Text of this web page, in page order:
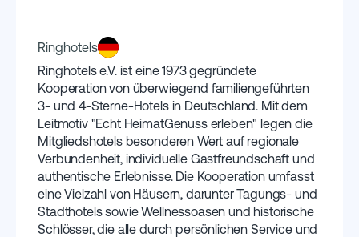
Ringhotels
​Ringhotels e.V. ist eine 1973 gegründete
Kooperation von überwiegend familiengeführten
3- und 4-Sterne-Hotels in Deutschland. Mit dem
Leitmotiv "Echt HeimatGenuss erleben" legen die
Mitgliedshotels besonderen Wert auf regionale
Verbundenheit, individuelle Gastfreundschaft und
authentische Erlebnisse. Die Kooperation umfasst
eine Vielzahl von Häusern, darunter Tagungs- und
Stadthotels sowie Wellnessoasen und historische
Schlösser, die alle durch persönlichen Service und